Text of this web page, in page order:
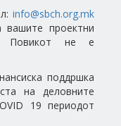
info@sbch.org.mk
проектни
Повикот не е
поддршка
на деловните
19 периодот